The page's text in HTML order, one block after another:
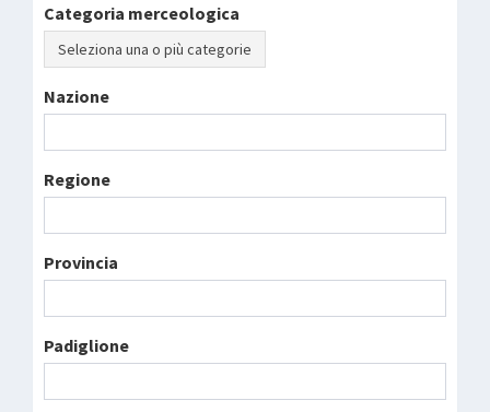
Categoria merceologica
Seleziona una o più categorie
Nazione
Regione
Provincia
Padiglione